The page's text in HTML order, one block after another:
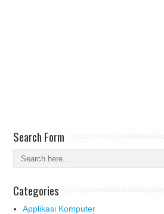
Search Form
Categories
Applikasi Komputer